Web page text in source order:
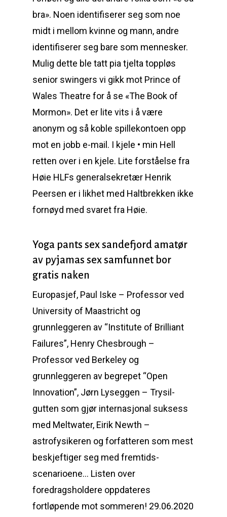
bra». Noen identifiserer seg som noe
midt i mellom kvinne og mann, andre
identifiserer seg bare som mennesker.
Mulig dette ble tatt pia tjelta toppløs
senior swingers vi gikk mot Prince of
Wales Theatre for å se «The Book of
Mormon». Det er lite vits i å være
anonym og så koble spillekontoen opp
mot en jobb e-mail. I kjele • min Hell
retten over i en kjele. Lite forståelse fra
Høie HLFs generalsekretær Henrik
Peersen er i likhet med Haltbrekken ikke
fornøyd med svaret fra Høie.
Yoga pants sex sandefjord amatør
av pyjamas sex samfunnet bor
gratis naken
Europasjef, Paul Iske – Professor ved
University of Maastricht og
grunnleggeren av “Institute of Brilliant
Failures”, Henry Chesbrough –
Professor ved Berkeley og
grunnleggeren av begrepet “Open
Innovation”, Jørn Lyseggen – Trysil-
gutten som gjør internasjonal suksess
med Meltwater, Eirik Newth –
astrofysikeren og forfatteren som mest
beskjeftiger seg med fremtids-
scenarioene… Listen over
foredragsholdere oppdateres
fortløpende mot sommeren! 29.06.2020